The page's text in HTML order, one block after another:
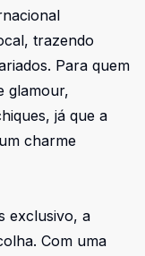
trazendo
Para quem
glamour,
já que a
charme
exclusivo, a
Com uma